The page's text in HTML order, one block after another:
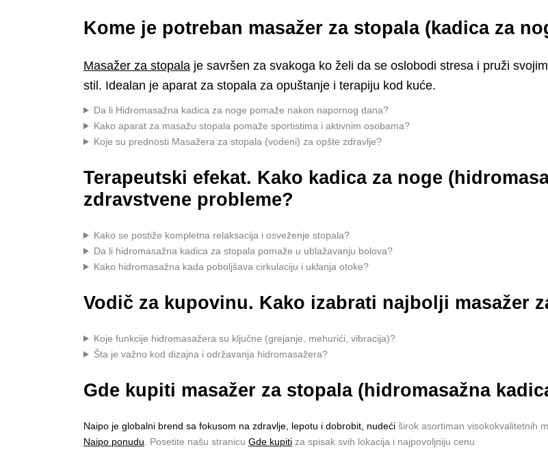
Kome je potreban masažer za stopala (kadica za
Masažer za stopala je savršen za svakoga ko želi da se oslobodi stresa i pruži
stil. Idealan je aparat za stopala za opuštanje i terapiju kod kuće.
Da li Hidromasažna kadica za noge pomaže nakon napornog dana?
Kako aparat za masažu stopala pomaže sportistima i aktivnim osobama?
Koje su prednosti Masažera za stopala (vodeni) za opšte zdravlje?
Terapeutski efekat. Kako kadica za noge
zdravstvene probleme?
Kako se postiže kompletna relaksacija i osveženje stopala?
Da li hidromasažna kadica za stopala pomaže u ublažavanju bolova?
Kako hidromasažna kada poboljšava cirkulaciju i uklanja otoke?
Vodič za kupovinu. Kako izabrati najbolji masažer
Koje funkcije hidromasažera su ključne (grejanje, mehurići, vibracija)?
Šta je važno kod dizajna i održavanja hidromasažera?
Gde kupiti masažer za stopala (hidromasažna
Naipo je globalni brend sa fokusom na zdravlje, lepotu i dobrobit, nudeći širok asortiman visokokvalitetnih
Naipo ponudu . Posetite našu stranicu Gde kupiti za spisak svih lokacija i najpovoljniju cenu.